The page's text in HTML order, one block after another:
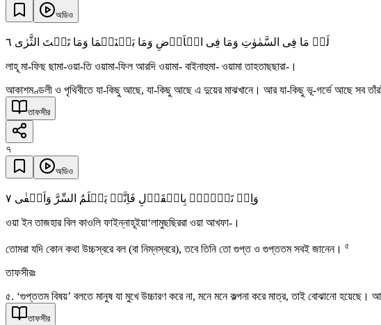
অডিও
لَہٗ مَا فِی السَّمٰوٰتِ وَمَا فِی الۡاَرۡضِ وَمَا بَیۡنَہُمَا وَمَا تَحۡتَ الثَّرٰی ٦
লাহূ মা-ফিছ ছামা-ওয়া-তি ওয়ামা-ফিল আরদি ওয়ামা- বাইনাহুমা- ওয়ামা তাহতাছছারা-।
আকাশমণ্ডলী ও পৃথিবীতে যা-কিছু আছে, যা-কিছু আছে এ দুয়ের মাঝখানে। আর যা-কিছু ভূ-গর্ভে আছে সব তাঁরই
তাফসীর
৭
অডিও
وَاِنۡ تَجۡہَرۡ بِالۡقَوۡلِ فَاِنَّہٗ یَعۡلَمُ السِّرَّ وَاَخۡفٰی ٧
ওয়া ইন তাজহার বিল কাওলি ফাইন্নাহূইয়া‘লামুছছিররা ওয়া আখফা-।
তোমরা যদি কোন কথা উচ্চস্বরে বল (বা নিম্নস্বরে), তবে তিনি তো গুপ্ত ও গুপ্ততম সবই জানেন। ৫
তাফসীরঃ
৫. ‘গুপ্ততম বিষয়’ বলতে মানুষ যা মুখে উচ্চারণ করে না, মনে মনে কল্পনা করে মাত্র, তাই বোঝানো
তাফসীর